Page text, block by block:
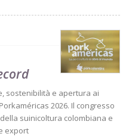
sostenibilità e apertura ai
2026. Il congresso
suinicoltura colombiana e
export